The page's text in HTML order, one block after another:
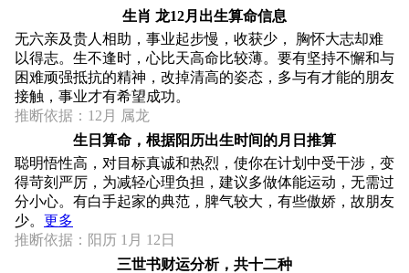
生肖 龙12月出生算命信息
无六亲及贵人相助，事业起步慢，收获少， 胸怀大志却难
以得志。生不逢时，心比天高命比较薄。要有坚持不懈和与
困难顽强抵抗的精神，改掉清高的姿态，多与有才能的朋友
接触，事业才有希望成功。
推断依据：12月 属龙
生日算命，根据阳历出生时间的月日推算
聪明悟性高，对目标真诚和热烈，使你在计划中受干涉，变
得苛刻严厉，为减轻心理负担，建议多做体能运动，无需过
分小心。有白手起家的典范，脾气较大，有些傲娇，故朋友
少。 更多
推断依据：阳历 1月 12日
三世书财运分析，共十二种